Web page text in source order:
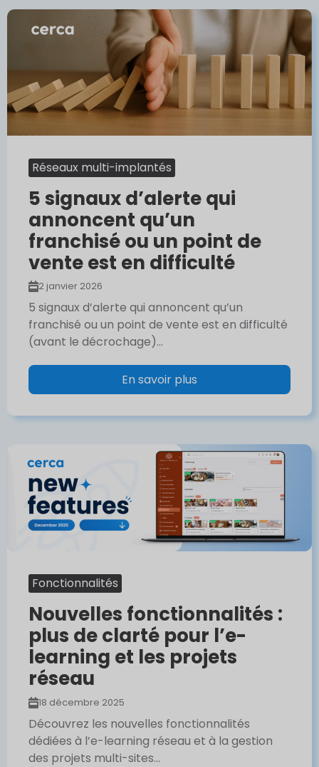
Réseaux multi-implantés
5 signaux d’alerte qui
annoncent qu’un
franchisé ou un point de
vente est en difficulté
2 janvier 2026
5 signaux d’alerte qui annoncent qu’un
franchisé ou un point de vente est en difficulté
(avant le décrochage)...
En savoir plus
Fonctionnalités
Nouvelles fonctionnalités :
plus de clarté pour l’e-
learning et les projets
réseau
18 décembre 2025
Découvrez les nouvelles fonctionnalités
dédiées à l’e-learning réseau et à la gestion
des projets multi-sites...